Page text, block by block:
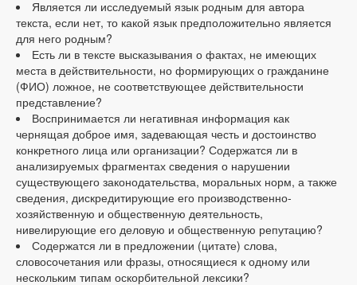
Является ли исследуемый язык родным для автора
текста, если нет, то какой язык предположительно является
для него родным?
Есть ли в тексте высказывания о фактах, не имеющих
места в действительности, но формирующих о гражданине
(ФИО) ложное, не соответствующее действительности
представление?
Воспринимается ли негативная информация как
чернящая доброе имя, задевающая честь и достоинство
конкретного лица или организации? Содержатся ли в
анализируемых фрагментах сведения о нарушении
существующего законодательства, моральных норм, а также
сведения, дискредитирующие его производственно-
хозяйственную и общественную деятельность,
нивелирующие его деловую и общественную репутацию?
Содержатся ли в предложении (цитате) слова,
словосочетания или фразы, относящиеся к одному или
нескольким типам оскорбительной лексики?